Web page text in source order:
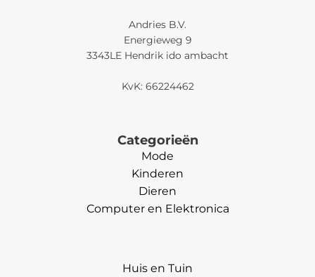
Andries B.V.
Energieweg 9
3343LE Hendrik ido ambacht
KvK: 66224462
Categorieën
Mode
Kinderen
Dieren
Computer en Elektronica
Huis en Tuin